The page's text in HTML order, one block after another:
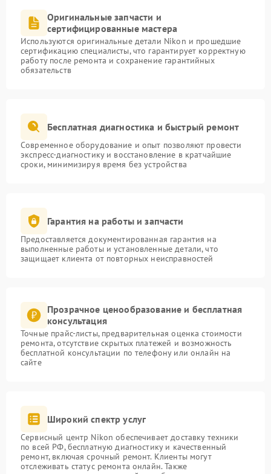
Оригинальные запчасти и
сертифицированные мастера
Используются оригинальные детали Nikon и прошедшие
сертификацию специалисты, что гарантирует корректную
работу после ремонта и сохранение гарантийных
обязательств
Бесплатная диагностика и быстрый ремонт
Современное оборудование и опыт позволяют провести
экспресс-диагностику и восстановление в кратчайшие
сроки, минимизируя время без устройства
Гарантия на работы и запчасти
Предоставляется документированная гарантия на
выполненные работы и установленные детали, что
защищает клиента от повторных неисправностей
Прозрачное ценообразование и бесплатная
консультация
Точные прайс-листы, предварительная оценка стоимости
ремонта, отсутствие скрытых платежей и возможность
бесплатной консультации по телефону или онлайн на
сайте
Широкий спектр услуг
Сервисный центр Nikon обеспечивает доставку техники
по всей РФ, бесплатную диагностику и качественный
ремонт, включая срочный ремонт. Клиенты могут
отслеживать статус ремонта онлайн. Также